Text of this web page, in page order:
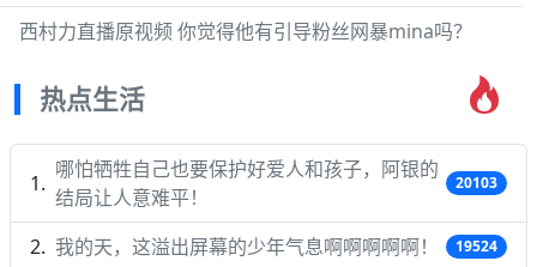
西村力直播原视频 你觉得他有引导粉丝网暴mina吗？
热点生活
哪怕牺牲自己也要保护好爱人和孩子，阿银的
结局让人意难平！
20103
我的天，这溢出屏幕的少年气息啊啊啊啊啊！ 19524